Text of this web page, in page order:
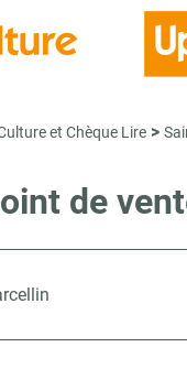
et Chèque Lire >
de